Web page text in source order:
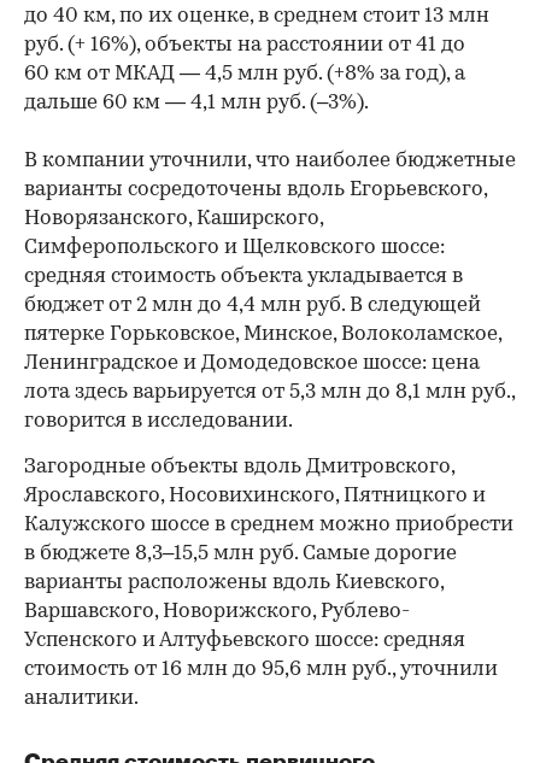
до 40 км, по их оценке, в среднем стоит 13 млн
руб. (+ 16%), объекты на расстоянии от 41 до
60 км от МКАД — 4,5 млн руб. (+8% за год), а
дальше 60 км — 4,1 млн руб. (–3%).
В компании уточнили, что наиболее бюджетные
варианты сосредоточены вдоль Егорьевского,
Новорязанского, Каширского,
Симферопольского и Щелковского шоссе:
средняя стоимость объекта укладывается в
бюджет от 2 млн до 4,4 млн руб. В следующей
пятерке Горьковское, Минское, Волоколамское,
Ленинградское и Домодедовское шоссе: цена
лота здесь варьируется от 5,3 млн до 8,1 млн руб.,
говорится в исследовании.
Загородные объекты вдоль Дмитровского,
Ярославского, Носовихинского, Пятницкого и
Калужского шоссе в среднем можно приобрести
в бюджете 8,3–15,5 млн руб. Самые дорогие
варианты расположены вдоль Киевского,
Варшавского, Новорижского, Рублево-
Успенского и Алтуфьевского шоссе: средняя
стоимость от 16 млн до 95,6 млн руб., уточнили
аналитики.